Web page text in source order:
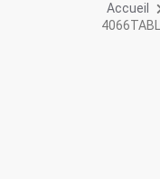
Accueil